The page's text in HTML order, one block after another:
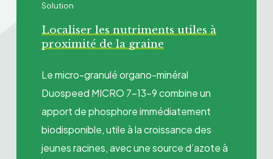
Solution
Localiser les nutriments utiles à
proximité de la graine
Le micro-granulé organo-minéral
Duospeed MICRO 7-13-9 combine un
apport de phosphore immédiatement
biodisponible, utile à la croissance des
jeunes racines, avec une source d’azote à